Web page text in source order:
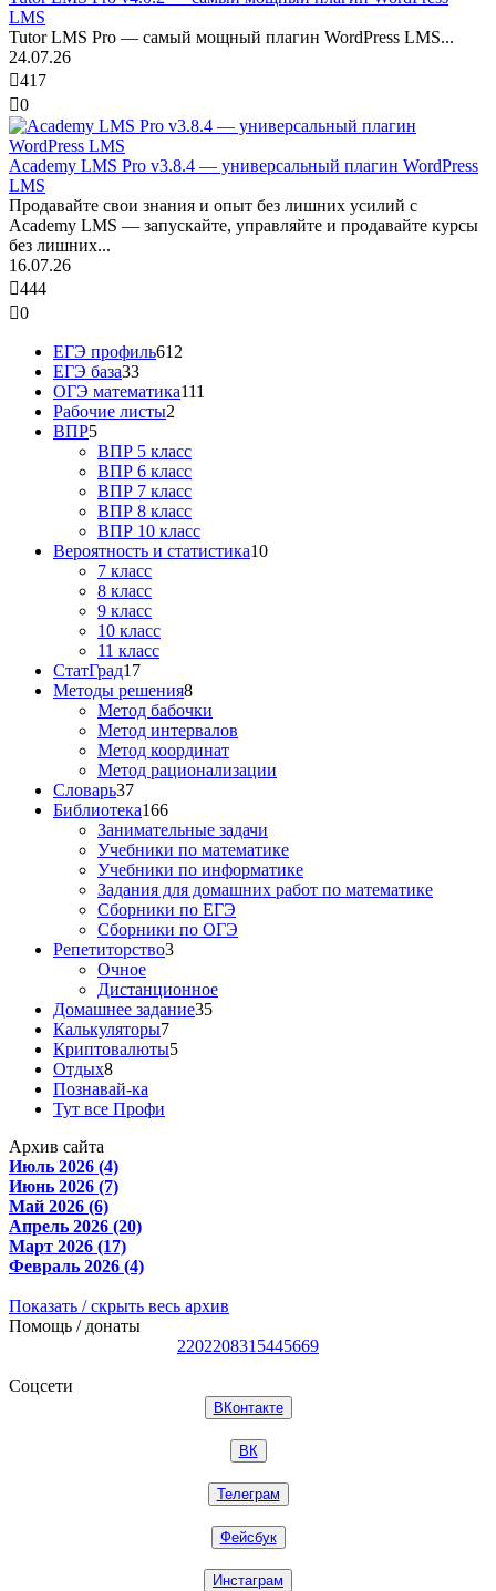
LMS
Tutor LMS Pro — самый мощный плагин WordPress LMS...
24.07.26
417
0
Academy LMS Pro v3.8.4 — универсальный плагин WordPress
LMS
Продавайте свои знания и опыт без лишних усилий с
Academy LMS — запускайте, управляйте и продавайте курсы
без лишних...
16.07.26
444
0
ЕГЭ профиль612
ЕГЭ база33
ОГЭ математика111
Рабочие листы2
ВПР5
ВПР 5 класс
ВПР 6 класс
ВПР 7 класс
ВПР 8 класс
ВПР 10 класс
Вероятность и статистика10
7 класс
8 класс
9 класс
10 класс
11 класс
СтатГрад17
Методы решения8
Метод бабочки
Метод интервалов
Метод координат
Метод рационализации
Словарь37
Библиотека166
Занимательные задачи
Учебники по математике
Учебники по информатике
Задания для домашних работ по математике
Сборники по ЕГЭ
Сборники по ОГЭ
Репетиторство3
Очное
Дистанционное
Домашнее задание35
Калькуляторы7
Криптовалюты5
Отдых8
Познавай-ка
Тут все Профи
Архив сайта
Июль 2026 (4)
Июнь 2026 (7)
Май 2026 (6)
Апрель 2026 (20)
Март 2026 (17)
Февраль 2026 (4)
Показать / скрыть весь архив
Помощь / донаты
2202208315445669
Соцсети
ВКонтакте
ВК
Телеграм
Фейсбук
Инстаграм